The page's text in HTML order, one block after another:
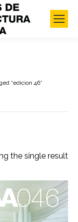
“edicion 46”
the single result